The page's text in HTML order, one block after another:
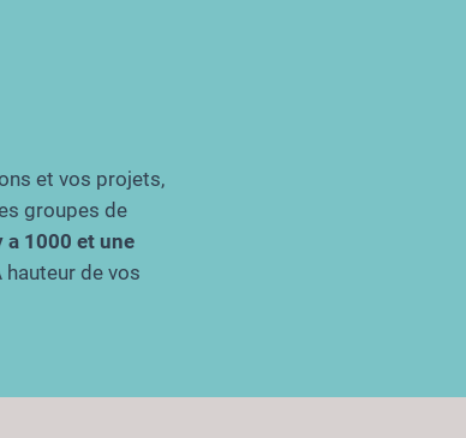
et vos projets,
groupes de
a 1000 et une
hauteur de vos